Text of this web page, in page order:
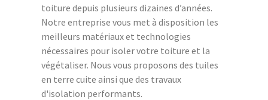
toiture depuis plusieurs dizaines d’années.
Notre entreprise vous met à disposition les
meilleurs matériaux et technologies
nécessaires pour isoler votre toiture et la
végétaliser. Nous vous proposons des tuiles
en terre cuite ainsi que des travaux
d'isolation performants.